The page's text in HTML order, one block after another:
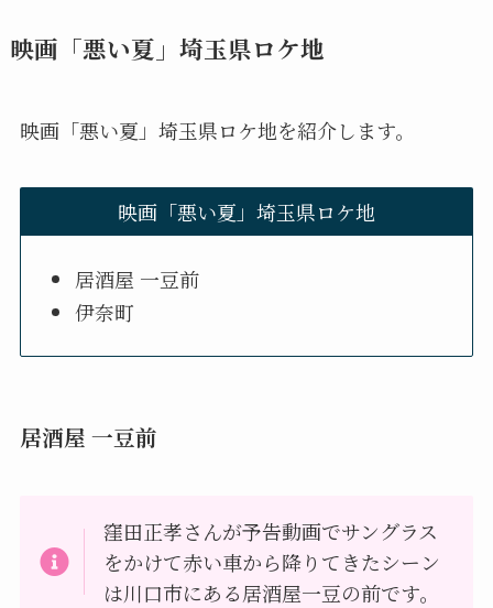
映画「悪い夏」埼玉県ロケ地
映画「悪い夏」埼玉県ロケ地を紹介します。
映画「悪い夏」埼玉県ロケ地
居酒屋 一豆前
伊奈町
居酒屋 一豆前
窪田正孝さんが予告動画でサングラス
をかけて赤い車から降りてきたシーン
は川口市にある居酒屋一豆の前です。